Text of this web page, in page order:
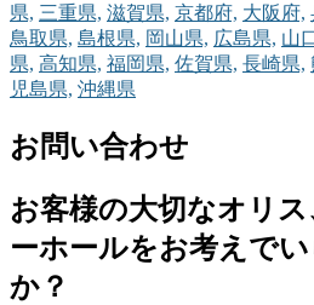
県, 三重県, 滋賀県, 京都府, 大阪府,
鳥取県, 島根県, 岡山県, 広島県, 山
県, 高知県, 福岡県, 佐賀県, 長崎県,
児島県, 沖縄県
お問い合わせ
お客様の大切なオリ
ーホールをお考えで
か？